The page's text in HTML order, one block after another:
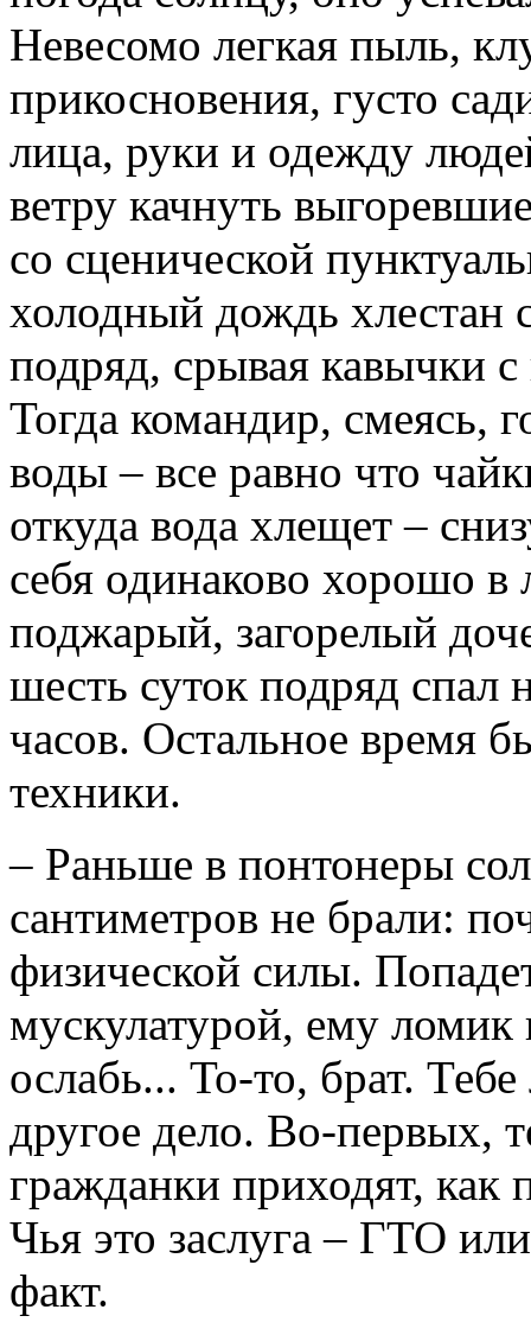
Невесомо легкая пыль,
прикосновения, густо
лица, руки и одежду
ветру качнуть
со сценической
холодный дождь хлестан
подряд, срывая кавычки
Тогда командир, смеясь,
воды – все равно что
откуда вода хлещет –
себя одинаково хорошо
поджарый, загорелый
шесть суток подряд спал
часов. Остальное время
техники.
– Раньше в понтонеры
сантиметров не брали:
физической силы.
мускулатурой, ему
ослабь... То-то, брат.
другое дело. Во-первых,
гражданки приходят, как
Чья это заслуга – ГТО
факт.